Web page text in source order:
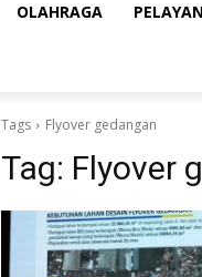
OLAHRAGA
Tags Flyover gedangan
Tag: Flyover